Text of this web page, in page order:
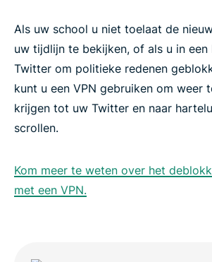
Als uw school u niet toelaat de
uw tijdlijn te bekijken, of als u in
Twitter om politieke redenen
kunt u een VPN gebruiken om weer
krijgen tot uw Twitter en naar
scrollen.
Kom meer te weten over het
met een VPN.